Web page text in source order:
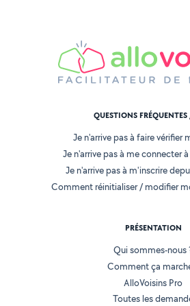
QUESTIONS
Je n'arrive pas à faire vérifier
Je n'arrive pas à me connecter
Je n'arrive pas à m'inscrire
Comment réinitialiser / modifier
PRÉSENTATION
Qui sommes-nous
Comment ça
AlloVoisins Pro
Toutes les